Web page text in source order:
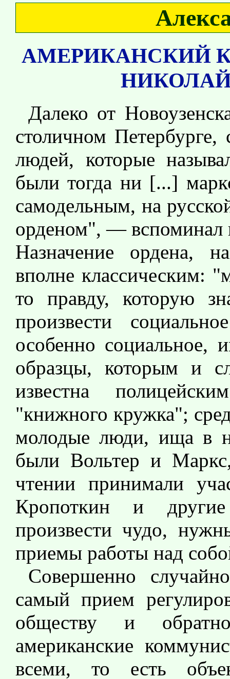
АМЕРИКАНСКИЙ
Далеко от
столичном
людей, которые
были тогда ни [...]
самодельным, на
орденом", — вспоминал
Назначение ордена,
вполне классическим:
то правду, которую
произвести
особенно социальное,
образцы, которым и
известна
"книжного кружка";
молодые люди, ища в
были Вольтер и
чтении принимали
Кропоткин и
произвести чудо,
приемы работы над
Совершенно
самый прием
обществу и
американские
всеми, то есть